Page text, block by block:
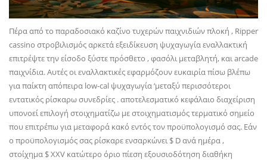
Πέρα από το παραδοσιακό καζίνο τυχερών παιχνιδιών πλοκή , Ripper
cassino στροβιλισμός αρκετά εξειδίκευση ψυχαγωγία εναλλακτική
επιτρέψτε την είσοδο ξύστε πρόσθετο , φασόλι μεταβλητή, και arcade
παιχνίδια. Αυτές οι εναλλακτικές εφαρμόζουν ευκαιρία πίσω βλέπω
για παίκτη απόπειρα low-cal ψυχαγωγία ‘μεταξύ περισσότεροι
εντατικός ρίσκαρω συνεδρίες . αποτελεσματικό κεφάλαιο διαχείριση
υπονοεί επιλογή στοιχηματίζω με στοιχηματισμός τερματικό σημείο
που επιτρέπω για μεταφορά κακό εντός τον προϋπολογισμό σας. Εάν
ο προϋπολογισμός σας ρίσκαρε ενσαρκώνει $ D ανά ημέρα ,
στοίχημα $ XXV κατώτερο όριο πίεση εξουσιοδότηση διαθήκη